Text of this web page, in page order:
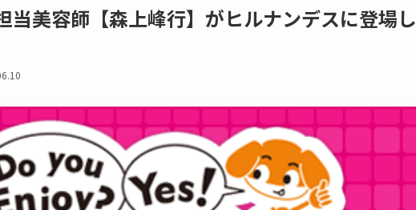
当美容師【森上峰行】がヒルナンデスに登場し